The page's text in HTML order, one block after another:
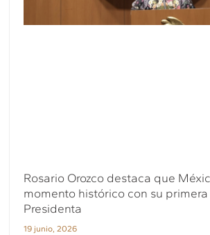
Rosario Orozco destaca que
momento histórico con su primera
Presidenta
19 junio, 2026